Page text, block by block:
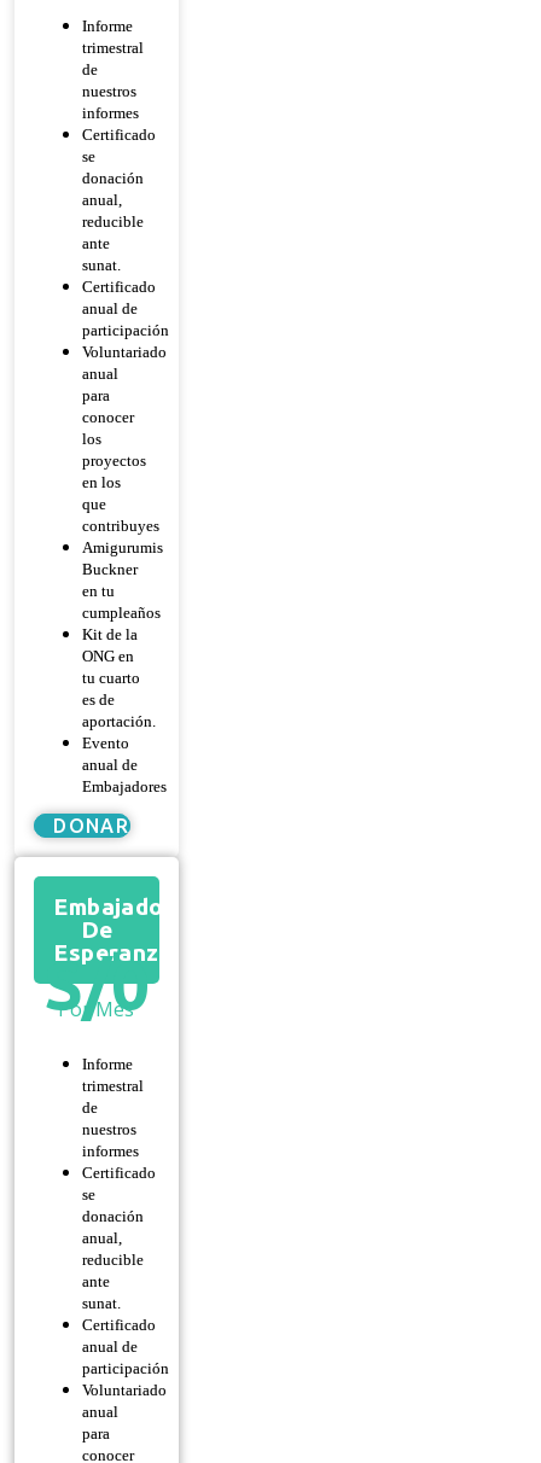
Informe
trimestral
de
nuestros
informes
Certificado
se
donación
anual,
reducible
ante
sunat.
Certificado
anual de
participación
Voluntariado
anual
para
conocer
los
proyectos
en los
que
contribuyes
Amigurumis
Buckner
en tu
cumpleaños
Kit de la
ONG en
tu cuarto
es de
aportación.
Evento
anual de
Embajadores
DONAR
Embajador
De
Esperanza
S/0
Por Mes
Informe
trimestral
de
nuestros
informes
Certificado
se
donación
anual,
reducible
ante
sunat.
Certificado
anual de
participación
Voluntariado
anual
para
conocer